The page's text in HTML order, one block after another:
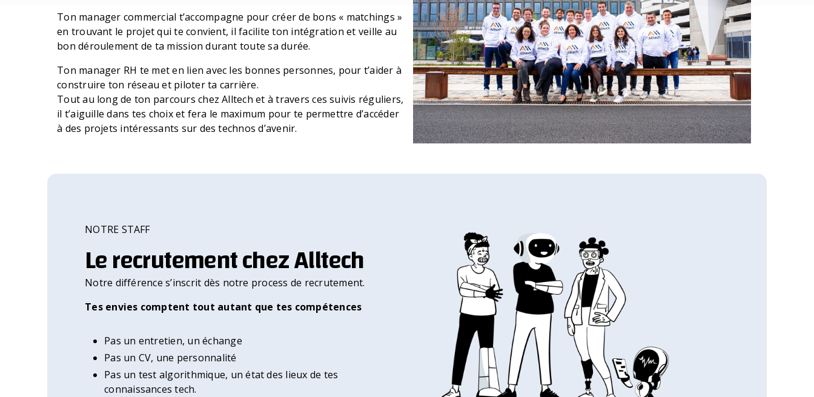
Ton manager commercial t’accompagne pour créer de bons « matchings »
en trouvant le projet qui te convient, il facilite ton intégration et veille au
bon déroulement de ta mission durant toute sa durée.
Ton manager RH te met en lien avec les bonnes personnes, pour t’aider à
construire ton réseau et piloter ta carrière.
Tout au long de ton parcours chez Alltech et à travers ces suivis réguliers,
il t’aiguille dans tes choix et fera le maximum pour te permettre d’accéder
à des projets intéressants sur des technos d’avenir.
NOTRE STAFF
Le recrutement chez Alltech
Notre différence s’inscrit dès notre process de recrutement.
Tes envies comptent tout autant que tes compétences
Pas un entretien, un échange
Pas un CV, une personnalité
Pas un test algorithmique, un état des lieux de tes
connaissances tech.